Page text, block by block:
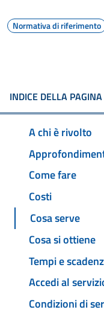
Normativa di riferimento
INDICE DELLA PAGINA
A chi è rivolto
Come fare
Costi
Cosa serve
Cosa si ottiene
Tempi e
Accedi al
Condizioni di